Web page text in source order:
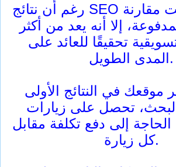
رغم أن نتائج SEO تحتاج إلى وقت مقارنة
إلا أنه يعد من أكثر
تحقيقًا للعائد على
المدى الطويل.
موقعك في النتائج الأولى
تحصل على زيارات
إلى دفع تكلفة مقابل
كل زيارة.